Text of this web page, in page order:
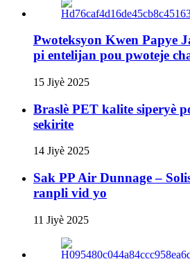
Pwoteksyon Kwen Papye
pi entelijan pou pwoteje
15 Jiyè 2025
Braslè PET kalite siperyè
sekirite
14 Jiyè 2025
Sak PP Air Dunnage –
ranpli vid yo
11 Jiyè 2025